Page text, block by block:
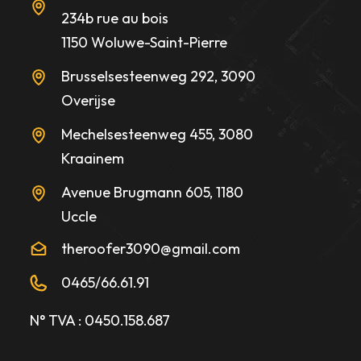
234b rue au bois
1150 Woluwe-Saint-Pierre
Brusselsesteenweg 292, 3090
Overijse
Mechelsesteenweg 455, 3080
Kraainem
Avenue Brugmann 605, 1180
Uccle
theroofer3090@gmail.com
0465/66.61.91
N° TVA : 0450.158.687